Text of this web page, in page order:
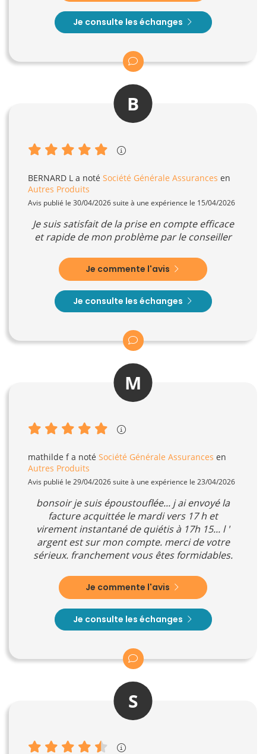
Je consulte les échanges
B
BERNARD L a noté Société Générale Assurances en
Autres Produits
Avis publié le 30/04/2026 suite à une expérience le 15/04/2026
Je suis satisfait de la prise en compte efficace
et rapide de mon problème par le conseiller
Je commente l'avis
Je consulte les échanges
M
mathilde fa noté Société Générale Assurances en
Autres Produits
Avis publié le 29/04/2026 suite à une expérience le 23/04/2026
bonsoir je suis époustouflée... j ai envoyé la
facture acquittée le mardi vers 17 h et
virement instantané de quiétis à 17h 15... l '
argent est sur mon compte. merci de votre
sérieux. franchement vous êtes formidables.
Je commente l'avis
Je consulte les échanges
S